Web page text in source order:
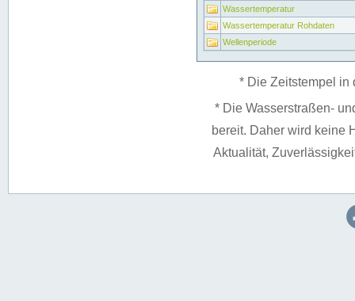
Wassertemperatur
Wassertemperatur Rohdaten
Wellenperiode
* Die Zeitstempel in
* Die Wasserstraßen-
bereit. Daher wird keine
Aktualität,